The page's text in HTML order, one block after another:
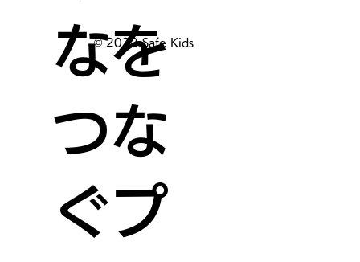
なを
つな
ぐプ
© 2022 Safe Kids